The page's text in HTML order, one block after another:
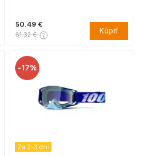
50.49 €
61.32 € Kúpiť
-17%
Za 2-3 dni